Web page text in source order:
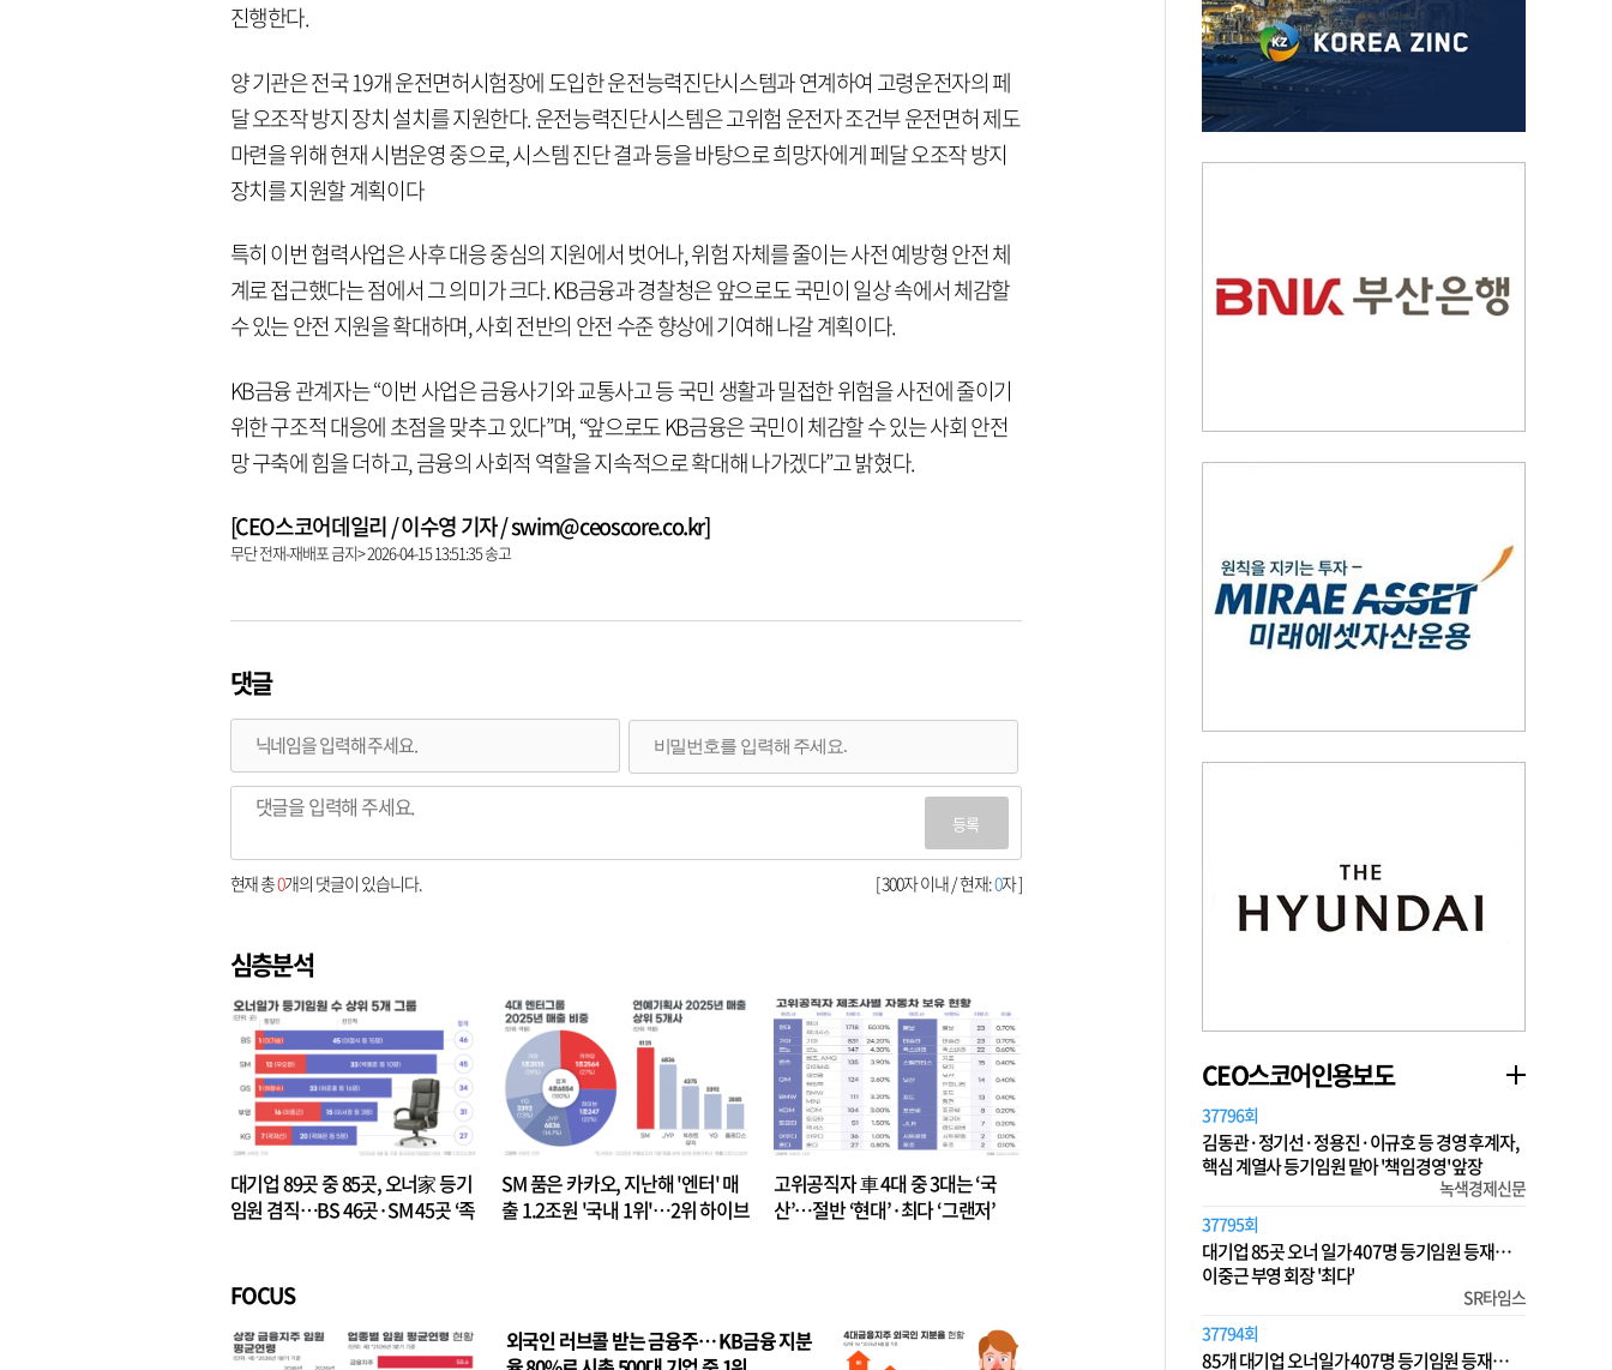
진행한다.
양 기관은 전국 19개 운전면허시험장에 도입한 운전능력진단시스템과 연계하여 고령운전자의 페
달 오조작 방지 장치 설치를 지원한다. 운전능력진단시스템은 고위험 운전자 조건부 운전면허 제도
마련을 위해 현재 시범운영 중으로, 시스템 진단 결과 등을 바탕으로 희망자에게 페달 오조작 방지
장치를 지원할 계획이다
특히 이번 협력사업은 사후 대응 중심의 지원에서 벗어나, 위험 자체를 줄이는 사전 예방형 안전 체
계로 접근했다는 점에서 그 의미가 크다. KB금융과 경찰청은 앞으로도 국민이 일상 속에서 체감할
수 있는 안전 지원을 확대하며, 사회 전반의 안전 수준 향상에 기여해 나갈 계획이다.
KB금융 관계자는 “이번 사업은 금융사기와 교통사고 등 국민 생활과 밀접한 위험을 사전에 줄이기
위한 구조적 대응에 초점을 맞추고 있다”며, “앞으로도 KB금융은 국민이 체감할 수 있는 사회 안전
망 구축에 힘을 더하고, 금융의 사회적 역할을 지속적으로 확대해 나가겠다”고 밝혔다.
[CEO스코어데일리 / 이수영 기자 / swim@ceoscore.co.kr]
무단 전재-재배포 금지> 2026-04-15 13:51:35 송고
댓글
등록
[ 300자 이내 / 현재:0자 ]
현재 총0개의 댓글이 있습니다.
심층분석
대기업 89곳 중 85곳, 오너家 등기
임원 겸직…BS 46곳·SM 45곳 ‘족
SM 품은 카카오, 지난해 '엔터' 매
출 1.2조원 '국내 1위'…2위 하이브
고위공직자 車 4대 중 3대는 ‘국
산’…절반 ‘현대’·최다 ‘그랜저’
FOCUS
외국인 러브콜 받는 금융주… KB금융 지분
CEO스코어인용보도
37796회
김동관·정기선·정용진·이규호 등 경영 후계자,
핵심 계열사 등기임원 맡아 '책임경영' 앞장
녹색경제신문
37795회
대기업 85곳 오너 일가 407명 등기임원 등재…
이중근 부영 회장 '최다'
SR타임스
37794회
85개 대기업 오너일가 407명 등기임원 등재…